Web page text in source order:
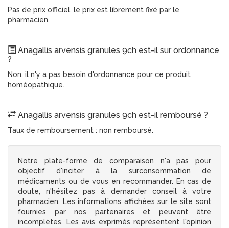
Pas de prix officiel, le prix est librement fixé par le
pharmacien.
Anagallis arvensis granules 9ch est-il sur ordonnance
?
Non, il n'y a pas besoin d'ordonnance pour ce produit
homéopathique.
Anagallis arvensis granules 9ch est-il remboursé ?
Taux de remboursement : non remboursé.
Notre plate-forme de comparaison n'a pas pour
objectif d'inciter à la surconsommation de
médicaments ou de vous en recommander. En cas de
doute, n'hésitez pas à demander conseil à votre
pharmacien. Les informations affichées sur le site sont
fournies par nos partenaires et peuvent être
incomplètes. Les avis exprimés représentent l'opinion